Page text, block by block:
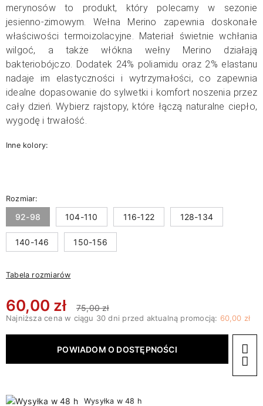
merynosów to produkt, który polecamy w sezonie
jesienno-zimowym. Wełna Merino zapewnia doskonałe
właściwości termoizolacyjne. Materiał świetnie wchłania
wilgoć, a także włókna wełny Merino działają
bakteriobójczo. Dodatek 24% poliamidu oraz 2% elastanu
nadaje im elastyczności i wytrzymałości, co zapewnia
idealne dopasowanie do sylwetki i komfort noszenia przez
cały dzień. Wybierz rajstopy, które łączą naturalne ciepło,
wygodę i trwałość.
Inne kolory:
Rozmiar:
92-98 104-110 116-122 128-134
140-146 150-156
Tabela rozmiarów
60,00 zł 75,00 zł
Najniższa cena w ciągu 30 dni przed aktualną promocją: 60,00 zł
POWIADOM O DOSTĘPNOŚCI
Wysyłka w 48 h